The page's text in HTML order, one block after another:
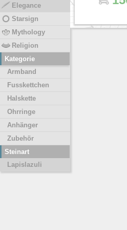
Elegance
Starsign
Mythology
Religion
Kategorie
Armband
Fusskettchen
Halskette
Ohrringe
Anhänger
Zubehör
Steinart
Lapislazuli